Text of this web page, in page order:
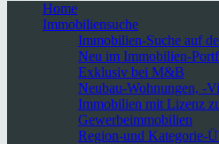
Home
Immobiliensuche
Immobilien-Suche auf
Neu im Immobilien-
Exklusiv bei M&B
Neubau-Wohnungen, -
Immobilien mit Lizenz
Gewerbeimmobilien
Region-und Kategorie-